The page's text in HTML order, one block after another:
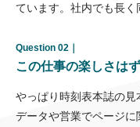
ています。社内でも長く
Question 02｜
この仕事の楽しさは
やっぱり時刻表本誌の見
データや営業でページに